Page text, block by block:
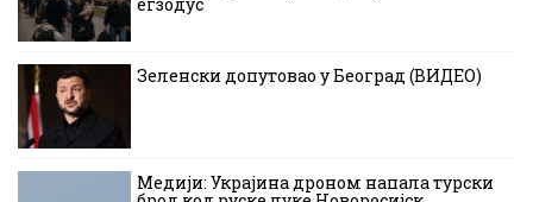
Зеленски допутовао у Београд (ВИДЕО)
Медији: Украјина дроном напала турски